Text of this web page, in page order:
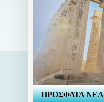
ΠΡΟΣΦΑΤΑ ΝΕΑ